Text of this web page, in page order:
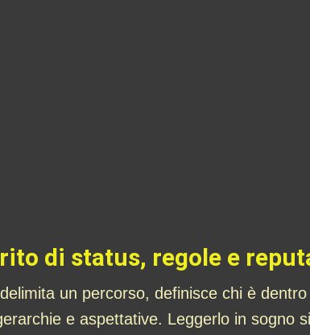
di status, regole e
un percorso, definisce chi è
e aspettative. Leggerlo in sogno